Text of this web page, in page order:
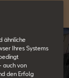
ähnliche
Ihres Systems
auch von
den Erfolg